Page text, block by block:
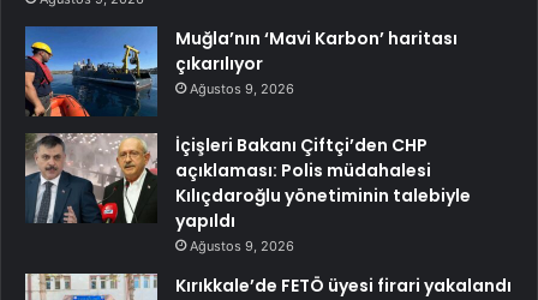
Muğla’nın ‘Mavi Karbon’ haritası
çıkarılıyor
Ağustos 9, 2026
İçişleri Bakanı Çiftçi’den CHP
açıklaması: Polis müdahalesi
Kılıçdaroğlu yönetiminin talebiyle
yapıldı
Ağustos 9, 2026
Kırıkkale’de FETÖ üyesi firari yakalandı